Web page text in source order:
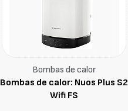
Bombas de calor
Bombas de calor: Nuos Plus S2
Wifi FS